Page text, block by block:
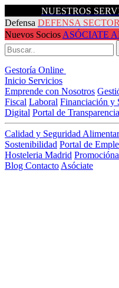
NUESTROS
Defensa DEFENSA
Nuevos Socios ASÓCIATE
Gestoría Online
Inicio Servicios
Emprende con Nosotros
Fiscal Laboral Financiación y
Digital Portal de Transparencia
Calidad y Seguridad
Sostenibilidad Portal de
Hosteleria Madrid
Blog Contacto Asóciate